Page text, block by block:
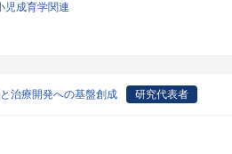
児成育学関連
治療開発への基盤創成 研究代表者